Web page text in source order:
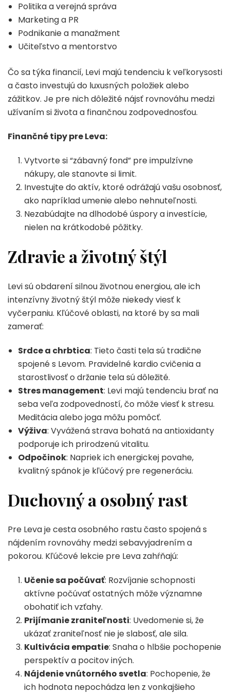
Politika a verejná správa
Marketing a PR
Podnikanie a manažment
Učiteľstvo a mentorstvo
Čo sa týka financií, Levi majú tendenciu k veľkorysosti
a často investujú do luxusných položiek alebo
zážitkov. Je pre nich dôležité nájsť rovnováhu medzi
užívaním si života a finančnou zodpovednosťou.
Finančné tipy pre Leva:
Vytvorte si “zábavný fond” pre impulzívne
nákupy, ale stanovte si limit.
Investujte do aktív, ktoré odrážajú vašu osobnosť,
ako napríklad umenie alebo nehnuteľnosti.
Nezabúdajte na dlhodobé úspory a investície,
nielen na krátkodobé pôžitky.
Zdravie a životný štýl
Levi sú obdarení silnou životnou energiou, ale ich
intenzívny životný štýl môže niekedy viesť k
vyčerpaniu. Kľúčové oblasti, na ktoré by sa mali
zamerať:
Srdce a chrbtica: Tieto časti tela sú tradične
spojené s Levom. Pravidelné kardio cvičenia a
starostlivosť o držanie tela sú dôležité.
Stres management: Levi majú tendenciu brať na
seba veľa zodpovedností, čo môže viesť k stresu.
Meditácia alebo joga môžu pomôcť.
Výživa: Vyvážená strava bohatá na antioxidanty
podporuje ich prirodzenú vitalitu.
Odpočinok: Napriek ich energickej povahe,
kvalitný spánok je kľúčový pre regeneráciu.
Duchovný a osobný rast
Pre Leva je cesta osobného rastu často spojená s
nájdením rovnováhy medzi sebavyjadrením a
pokorou. Kľúčové lekcie pre Leva zahŕňajú:
Učenie sa počúvať: Rozvíjanie schopnosti
aktívne počúvať ostatných môže významne
obohatiť ich vzťahy.
Prijímanie zraniteľnosti: Uvedomenie si, že
ukázať zraniteľnosť nie je slabosť, ale sila.
Kultivácia empatie: Snaha o hlbšie pochopenie
perspektív a pocitov iných.
Nájdenie vnútorného svetla: Pochopenie, že
ich hodnota nepochádza len z vonkajšieho